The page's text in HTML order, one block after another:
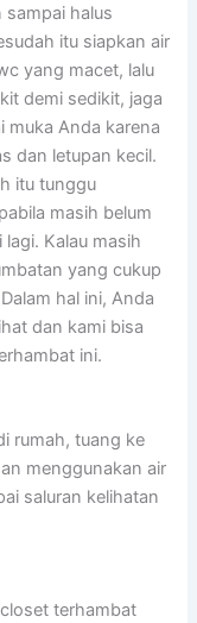
halus
itu siapkan air
yang macet, lalu
demi sedikit, jaga
muka Anda karena
dan letupan kecil.
itu tunggu
masih belum
Kalau masih
yang cukup
hal ini, Anda
dan kami bisa
ini.
rumah, tuang ke
menggunakan air
saluran kelihatan
terhambat